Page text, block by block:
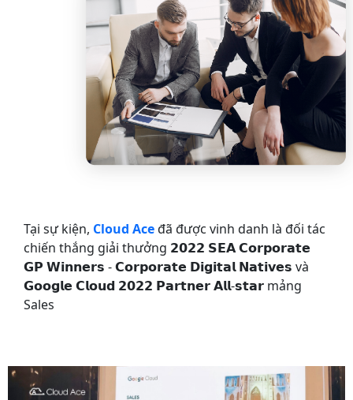
Tại sự kiện, Cloud Aceđã được vinh danh là đối tác
chiến thắng giải thưởng 𝟮𝟬𝟮𝟮 𝗦𝗘𝗔 𝗖𝗼𝗿𝗽𝗼𝗿𝗮𝘁𝗲
𝗚𝗣 𝗪𝗶𝗻𝗻𝗲𝗿𝘀 - 𝗖𝗼𝗿𝗽𝗼𝗿𝗮𝘁𝗲 𝗗𝗶𝗴𝗶𝘁𝗮𝗹 𝗡𝗮𝘁𝗶𝘃𝗲𝘀 và
𝗚𝗼𝗼𝗴𝗹𝗲 𝗖𝗹𝗼𝘂𝗱 𝟮𝟬𝟮𝟮 𝗣𝗮𝗿𝘁𝗻𝗲𝗿 𝗔𝗹𝗹-𝘀𝘁𝗮𝗿 mảng
Sales